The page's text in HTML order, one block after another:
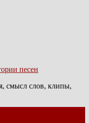
песен
смысл слов, клипы,